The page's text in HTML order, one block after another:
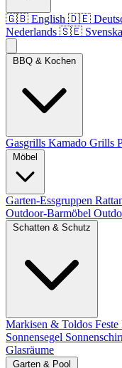
🇬🇧 English 🇩🇪
Nederlands 🇸🇪 Svenska
Gasgrills Kamado Grills
Garten-Essgruppen
Outdoor-Barmöbel
Markisen & Toldos Feste
Sonnensegel
Glasräume